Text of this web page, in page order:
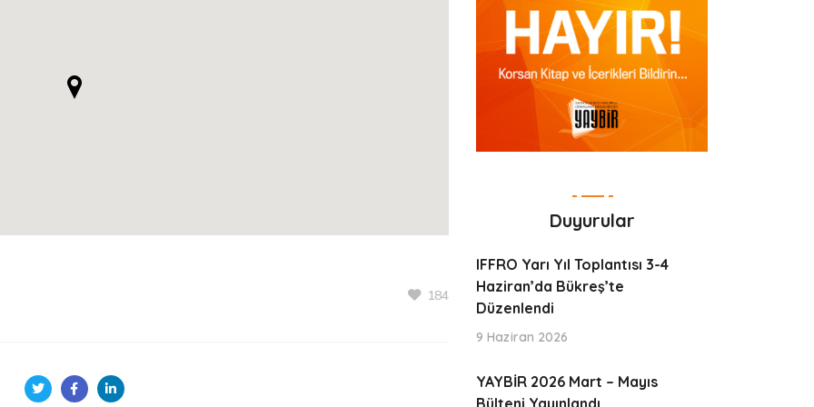
184
Duyurular
IFFRO Yarı Yıl Toplantısı 3-4
Haziran’da Bükreş’te
Düzenlendi
9 Haziran 2026
YAYBİR 2026 Mart – Mayıs
Bülteni Yayınlandı